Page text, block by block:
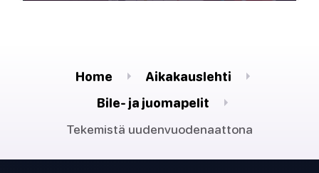
Home
Aikakauslehti
Bile- ja juomapelit
Tekemistä uudenvuodenaattona